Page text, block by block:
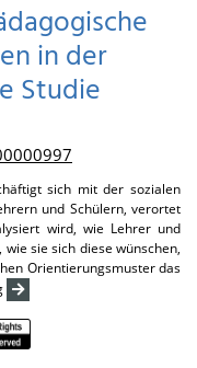
in der
Studie
sich mit der sozialen
und Schülern, verortet
wird, wie Lehrer und
sie sich diese wünschen,
Orientierungsmuster das